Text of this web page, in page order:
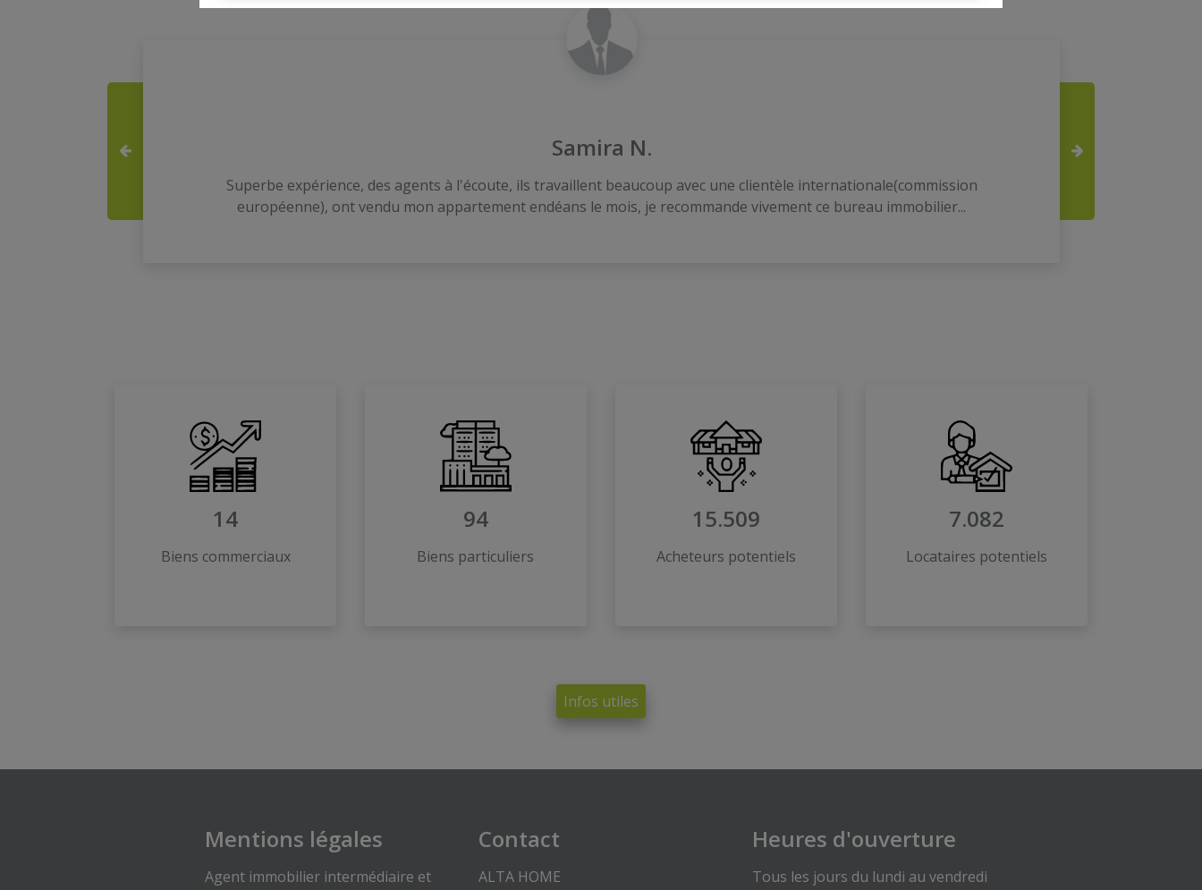
Samira N.
Superbe expérience, des agents à l'écoute, ils travaillent beaucoup avec une clientèle internationale(commission
européenne), ont vendu mon appartement endéans le mois, je recommande vivement ce bureau immobilier...
14
Biens commerciaux
94
Biens particuliers
15.509
Acheteurs potentiels
7.082
Locataires potentiels
Infos utiles
Mentions légales
Agent immobilier intermédiaire et
Contact
ALTA HOME
Heures d'ouverture
Tous les jours du lundi au vendredi